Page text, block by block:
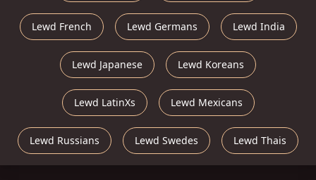
Lewd French Lewd Germans Lewd India
Lewd Japanese Lewd Koreans
Lewd LatinXs Lewd Mexicans
Lewd Russians Lewd Swedes Lewd Thais